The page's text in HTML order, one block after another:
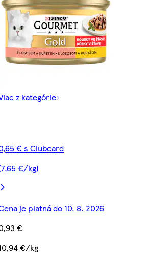
z kategórie
€ s Clubcard
€/kg)
je platná do 10. 8. 2026
€
€/kg